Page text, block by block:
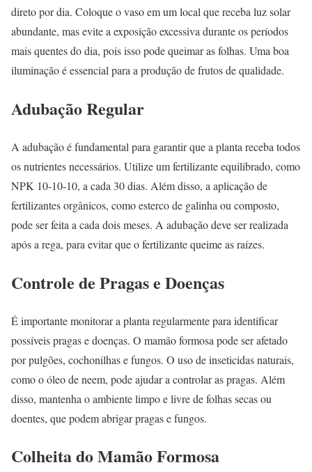
direto por dia. Coloque o vaso em um local que receba luz solar
abundante, mas evite a exposição excessiva durante os períodos
mais quentes do dia, pois isso pode queimar as folhas. Uma boa
iluminação é essencial para a produção de frutos de qualidade.
Adubação Regular
A adubação é fundamental para garantir que a planta receba todos
os nutrientes necessários. Utilize um fertilizante equilibrado, como
NPK 10-10-10, a cada 30 dias. Além disso, a aplicação de
fertilizantes orgânicos, como esterco de galinha ou composto,
pode ser feita a cada dois meses. A adubação deve ser realizada
após a rega, para evitar que o fertilizante queime as raízes.
Controle de Pragas e Doenças
É importante monitorar a planta regularmente para identificar
possíveis pragas e doenças. O mamão formosa pode ser afetado
por pulgões, cochonilhas e fungos. O uso de inseticidas naturais,
como o óleo de neem, pode ajudar a controlar as pragas. Além
disso, mantenha o ambiente limpo e livre de folhas secas ou
doentes, que podem abrigar pragas e fungos.
Colheita do Mamão Formosa